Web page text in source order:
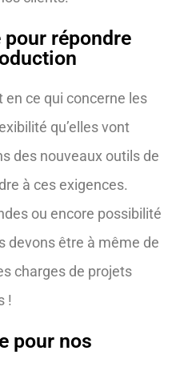
pour répondre
ce qui concerne les
qu’elles vont
des nouveaux outils de
à ces exigences.
ou encore possibilité
devons être à même de
charges de projets
!
pour nos